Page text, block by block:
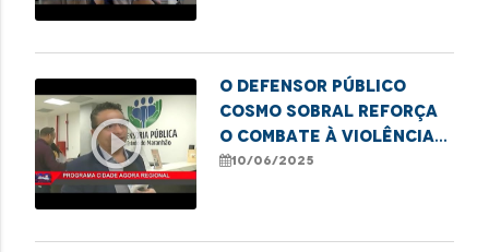
play_circle_outline
O defensor público
Cosmo Sobral reforça
o combate à violência
contra a pessoa idosa
10/06/2025